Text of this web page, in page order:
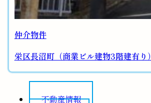
仲介物件
栄区長沼町（商業ビル建物3階建有り）
不動産情報